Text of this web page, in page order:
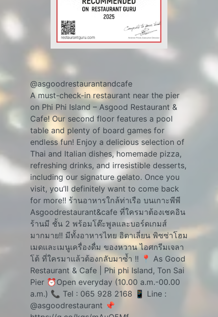
@asgoodrestaurantandcafe
A must-check-in restaurant near the pier
on Phi Phi Island – Asgood Restaurant &
Cafe! Our second floor features a pool
table and plenty of board games for
endless fun! Enjoy a delicious selection of
Thai and Italian dishes, homemade pizza,
refreshing drinks, and irresistible desserts,
including our signature gelato. Once you
visit, you’ll definitely want to come back
for more!! ร้านอาหารใกล้ท่าเรือ บนเกาะพีพี
Asgoodrestaurant&cafe ที่ใครมาต้องเชคอิน
ร้านมี ชั้น 2 พร้อมโต๊ะพูลและบอร์ดเกมส์
มากมาย!! มีทั้งอาหารไทย อิตาเลี่ยน พิซซ่าโฮม
เมดและเมนูเครื่องดื่ม ของหวาน ไอศกรีมเจลา
โต้ ที่ใครมาแล้วต้องกลับมาซ้ำ !! 📍 As Good
Restaurant & Cafe | Phi phi Island, Ton Sai
Pier ⏰Open everyday (10.00 a.m.-00.00
a.m.) 📞 Tel : 065 928 2168 📱 Line :
@asgoodrestaurant 📌